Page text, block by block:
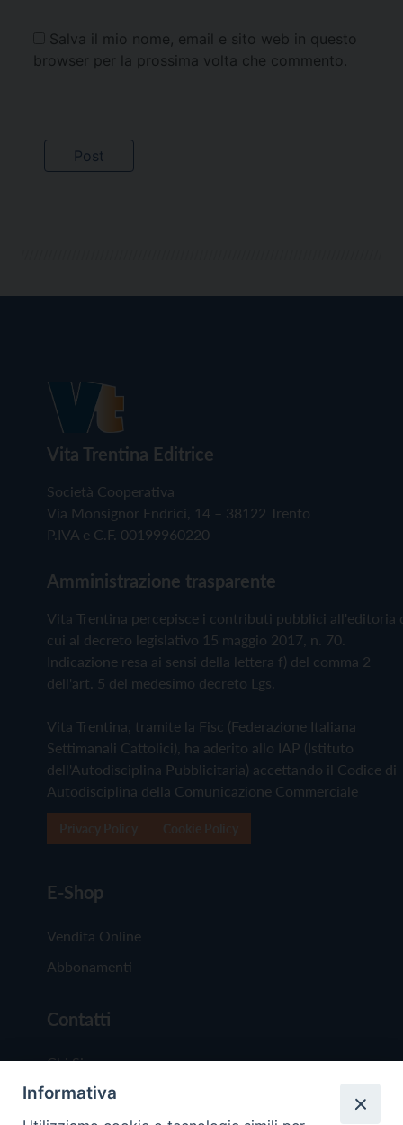
Salva il mio nome, email e sito web in questo
browser per la prossima volta che commento.
Vita Trentina Editrice
Società Cooperativa
Via Monsignor Endrici, 14 – 38122 Trento
P.IVA e C.F. 00199960220
Amministrazione trasparente
Vita Trentina percepisce i contributi pubblici all'editoria
cui al decreto legislativo 15 maggio 2017, n. 70.
Indicazione resa ai sensi della lettera f) del comma 2
dell'art. 5 del medesimo decreto Lgs.
Vita Trentina, tramite la Fisc (Federazione Italiana
Settimanali Cattolici), ha aderito allo IAP (Istituto
dell'Autodisciplina Pubblicitaria) accettando il Codice di
Autodisciplina della Comunicazione Commerciale
E-Shop
Vendita Online
Abbonamenti
Contatti
Chi Siamo
Redazione
Informativa